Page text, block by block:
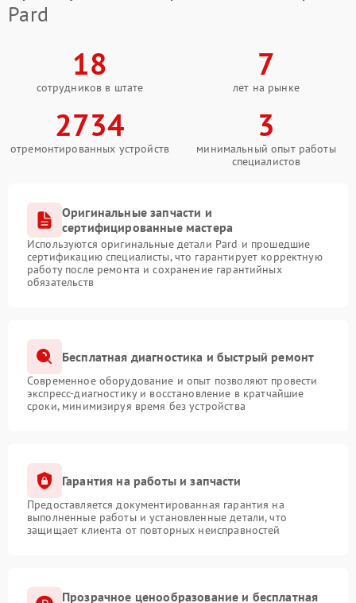
Pard
18
сотрудников в штате
7
лет на рынке
2734
отремонтированных устройств
3
минимальный опыт работы
специалистов
Оригинальные запчасти и
сертифицированные мастера
Используются оригинальные детали Pard и прошедшие
сертификацию специалисты, что гарантирует корректную
работу после ремонта и сохранение гарантийных
обязательств
Бесплатная диагностика и быстрый ремонт
Современное оборудование и опыт позволяют провести
экспресс-диагностику и восстановление в кратчайшие
сроки, минимизируя время без устройства
Гарантия на работы и запчасти
Предоставляется документированная гарантия на
выполненные работы и установленные детали, что
защищает клиента от повторных неисправностей
Прозрачное ценообразование и бесплатная